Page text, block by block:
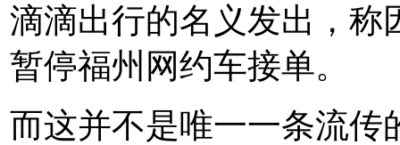
滴滴出行的名义发出，称
暂停福州网约车接单。
而这并不是唯一一条流传